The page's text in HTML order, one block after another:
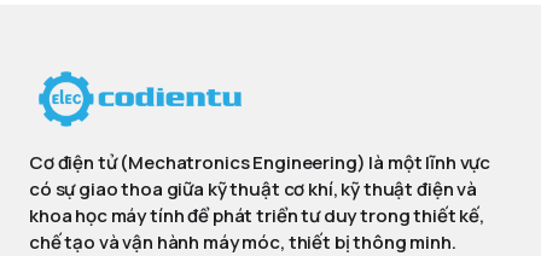
Cơ điện tử (Mechatronics Engineering) là một lĩnh vực
có sự giao thoa giữa kỹ thuật cơ khí, kỹ thuật điện và
khoa học máy tính để phát triển tư duy trong thiết kế,
chế tạo và vận hành máy móc, thiết bị thông minh.